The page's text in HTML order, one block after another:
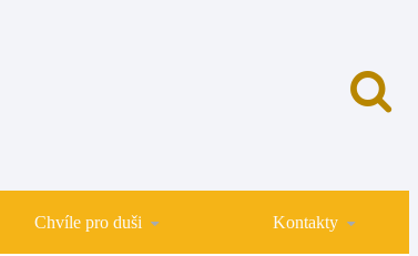
Chvíle pro duši Kontakty